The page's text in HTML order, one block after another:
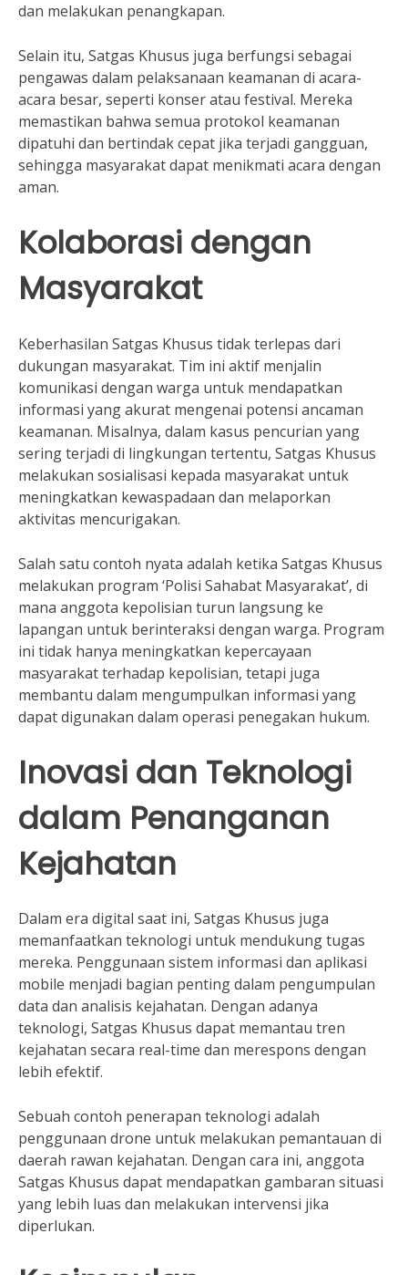
dan melakukan penangkapan.
Selain itu, Satgas Khusus juga berfungsi sebagai
pengawas dalam pelaksanaan keamanan di acara-
acara besar, seperti konser atau festival. Mereka
memastikan bahwa semua protokol keamanan
dipatuhi dan bertindak cepat jika terjadi gangguan,
sehingga masyarakat dapat menikmati acara dengan
aman.
Kolaborasi dengan
Masyarakat
Keberhasilan Satgas Khusus tidak terlepas dari
dukungan masyarakat. Tim ini aktif menjalin
komunikasi dengan warga untuk mendapatkan
informasi yang akurat mengenai potensi ancaman
keamanan. Misalnya, dalam kasus pencurian yang
sering terjadi di lingkungan tertentu, Satgas Khusus
melakukan sosialisasi kepada masyarakat untuk
meningkatkan kewaspadaan dan melaporkan
aktivitas mencurigakan.
Salah satu contoh nyata adalah ketika Satgas Khusus
melakukan program ‘Polisi Sahabat Masyarakat’, di
mana anggota kepolisian turun langsung ke
lapangan untuk berinteraksi dengan warga. Program
ini tidak hanya meningkatkan kepercayaan
masyarakat terhadap kepolisian, tetapi juga
membantu dalam mengumpulkan informasi yang
dapat digunakan dalam operasi penegakan hukum.
Inovasi dan Teknologi
dalam Penanganan
Kejahatan
Dalam era digital saat ini, Satgas Khusus juga
memanfaatkan teknologi untuk mendukung tugas
mereka. Penggunaan sistem informasi dan aplikasi
mobile menjadi bagian penting dalam pengumpulan
data dan analisis kejahatan. Dengan adanya
teknologi, Satgas Khusus dapat memantau tren
kejahatan secara real-time dan merespons dengan
lebih efektif.
Sebuah contoh penerapan teknologi adalah
penggunaan drone untuk melakukan pemantauan di
daerah rawan kejahatan. Dengan cara ini, anggota
Satgas Khusus dapat mendapatkan gambaran situasi
yang lebih luas dan melakukan intervensi jika
diperlukan.